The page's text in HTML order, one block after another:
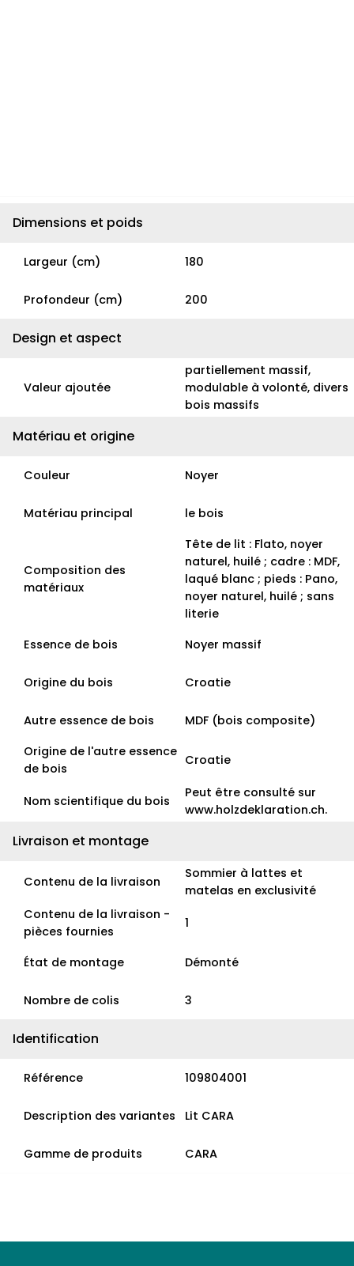
Dimensions et poids
Largeur (cm) 180
Profondeur (cm) 200
Design et aspect
Valeur ajoutée
partiellement massif,
modulable à volonté, divers
bois massifs
Matériau et origine
Couleur Noyer
Matériau principal le bois
Composition des
matériaux
Tête de lit : Flato, noyer
naturel, huilé ; cadre : MDF,
laqué blanc ; pieds : Pano,
noyer naturel, huilé ; sans
literie
Essence de bois
Noyer massif
Origine du bois Croatie
Autre essence de bois
MDF (bois composite)
Origine de l'autre essence
de bois
Croatie
Nom scientifique du bois
Peut être consulté sur
www.holzdeklaration.ch.
Livraison et montage
Contenu de la livraison
Sommier à lattes et
matelas en exclusivité
Contenu de la livraison -
pièces fournies
1
État de montage Démonté
Nombre de colis 3
Identification
Référence 109804001
Description des variantes Lit CARA
Gamme de produits CARA